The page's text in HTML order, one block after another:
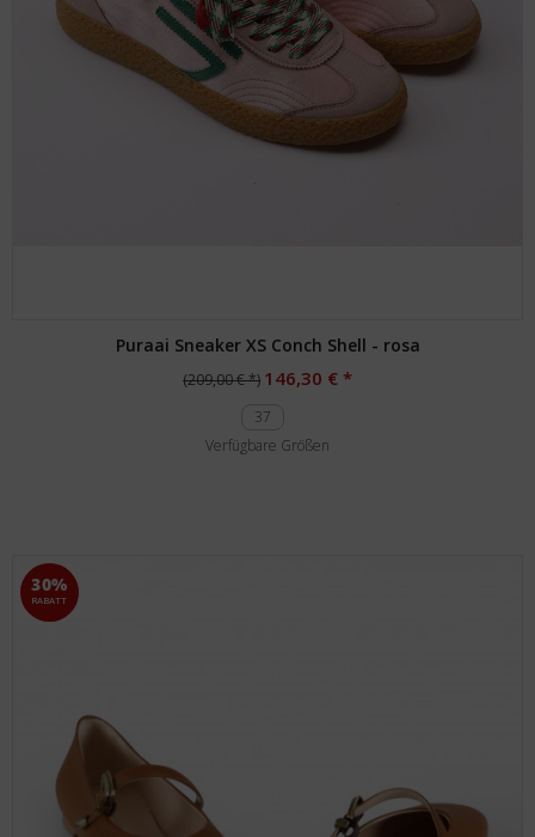
Puraai Sneaker XS Conch Shell - rosa
(209,00 € *) 146,30 € *
37
Verfügbare Größen
30%
RABATT